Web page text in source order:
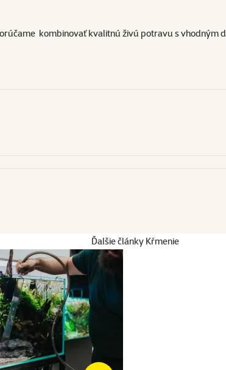
kombinovať kvalitnú živú potravu s
Ďalšie články Kŕmenie